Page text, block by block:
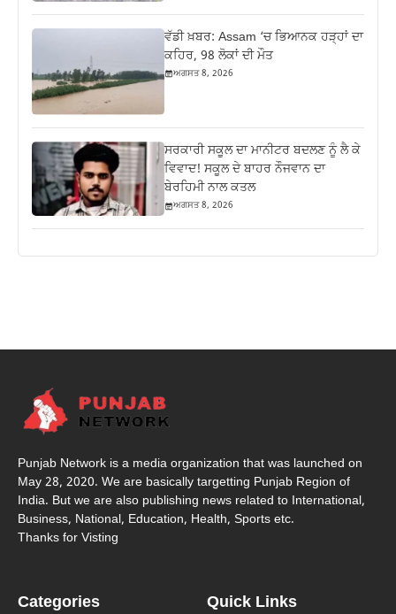
ਵੱਡੀ ਖ਼ਬਰ: Assam ‘ਚ ਭਿਆਨਕ ਹੜ੍ਹਾਂ ਦਾ
ਕਹਿਰ, 98 ਲੋਕਾਂ ਦੀ ਮੌਤ
ਅਗਸਤ 8, 2026
ਸਰਕਾਰੀ ਸਕੂਲ ਦਾ ਮਾਨੀਟਰ ਬਦਲਣ ਨੂੰ ਲੈ ਕੇ
ਵਿਵਾਦ! ਸਕੂਲ ਦੇ ਬਾਹਰ ਨੌਜਵਾਨ ਦਾ
ਬੇਰਹਿਮੀ ਨਾਲ ਕਤਲ
ਅਗਸਤ 8, 2026
Punjab Network is a media organization that was launched on
May 28, 2020. We are basically targetting Punjab Region of
India. But we are also publishing news related to International,
Business, National, Education, Health, Sports etc.
Thanks for Visting
Categories Quick Links